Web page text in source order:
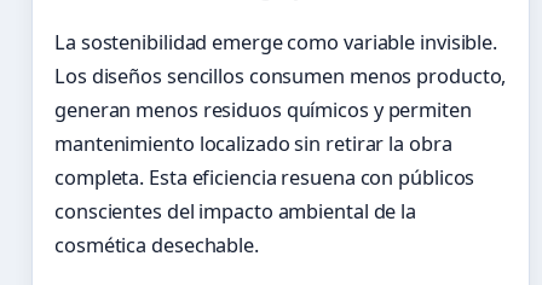
La sostenibilidad emerge como variable invisible.
Los diseños sencillos consumen menos producto,
generan menos residuos químicos y permiten
mantenimiento localizado sin retirar la obra
completa. Esta eficiencia resuena con públicos
conscientes del impacto ambiental de la
cosmética desechable.